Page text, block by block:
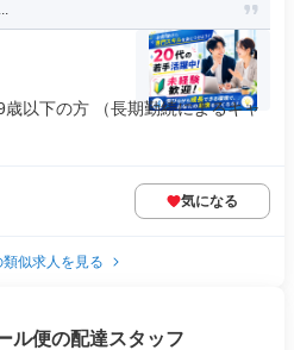
以下の方 （長期勤続によるキャ
気になる
似求人を見る
ル便の配達スタッフ